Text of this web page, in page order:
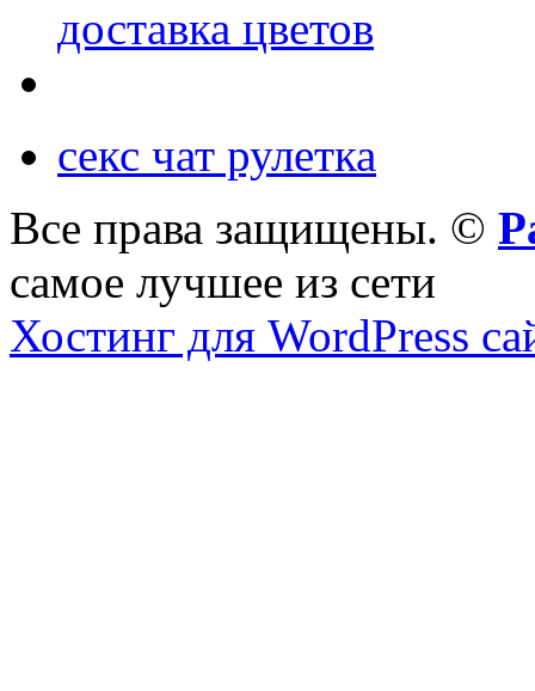
доставка цветов
секс чат рулетка
Все права защищены. ©
самое лучшее из сети
Хостинг для WordPress